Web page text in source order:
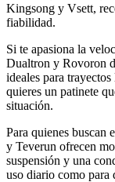
Kingsong y Vsett,
fiabilidad.
Si te apasiona la
Dualtron y Rovoron
ideales para
quieres un patinete
situación.
Para quienes buscan
y Teverun ofrecen
suspensión y una
uso diario como para